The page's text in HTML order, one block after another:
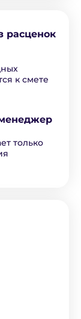
расценок
к смете
только